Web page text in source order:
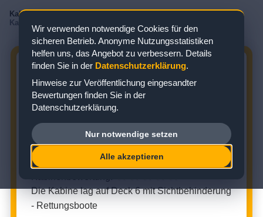
Kabinenbewertungen
Kabine 6083
MEIN SCHIFF 1 KABINE 6083:
BEWERTUNG ZUR BALKONKABINE
Zielgebiet: Nordeuropa
BALKONKABINE (KABINENNUMMER: 6083)
Die Kabine lag auf Deck 6 mit Sichtbehinderung
- Rettungsboote
Wir verwenden notwendige Cookies für den
sicheren Betrieb. Anonyme Nutzungsstatistiken
helfen uns, das Angebot zu verbessern. Details
finden Sie in der Datenschutzerklärung.
Hinweise zur Veröffentlichung eingesandter
Bewertungen finden Sie in der
Datenschutzerklärung.
Nur notwendige setzen
Alle akzeptieren